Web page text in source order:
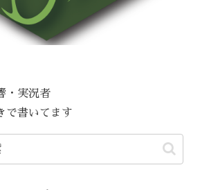
・実況者
で書いてます